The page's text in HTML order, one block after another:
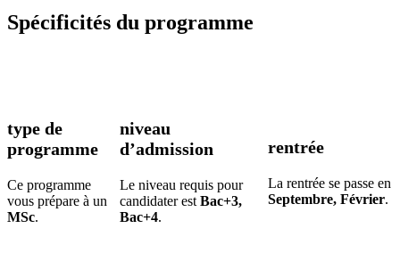
Spécificités du programme
type de
programme
Ce programme
vous prépare à un
MSc.
niveau
d’admission
Le niveau requis pour
candidater est Bac+3,
Bac+4.
rentrée
La rentrée se passe en
Septembre, Février.